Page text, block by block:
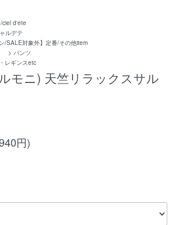
ciel d'ete
ルデテ
ン/SALE対象外】定番/その他item
> パンツ
レギンスetc
モニ) 天竺リラックスサル
円)